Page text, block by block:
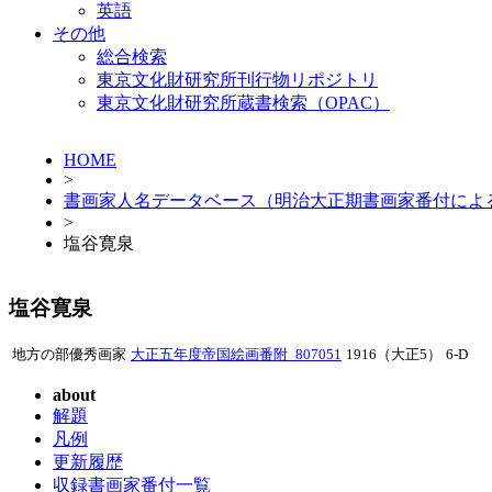
英語
その他
総合検索
東京文化財研究所刊行物リポジトリ
東京文化財研究所蔵書検索（OPAC）
HOME
>
書画家人名データベース（明治大正期書画家番付によ
>
塩谷寛泉
塩谷寛泉
地方の部優秀画家 大正五年度帝国絵画番附_807051 1916（大正5） 6-D
about
解題
凡例
更新履歴
収録書画家番付一覧